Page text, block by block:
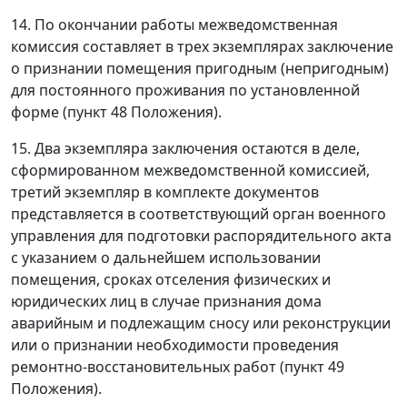
14. По окончании работы межведомственная
комиссия составляет в трех экземплярах заключение
о признании помещения пригодным (непригодным)
для постоянного проживания по установленной
форме (пункт 48 Положения).
15. Два экземпляра заключения остаются в деле,
сформированном межведомственной комиссией,
третий экземпляр в комплекте документов
представляется в соответствующий орган военного
управления для подготовки распорядительного акта
с указанием о дальнейшем использовании
помещения, сроках отселения физических и
юридических лиц в случае признания дома
аварийным и подлежащим сносу или реконструкции
или о признании необходимости проведения
ремонтно-восстановительных работ (пункт 49
Положения).